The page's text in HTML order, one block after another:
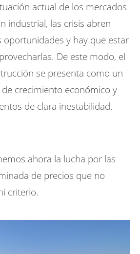
actual de los mercados
industrial, las crisis abren
oportunidades y hay que estar
De este modo, el
se presenta como un
crecimiento económico y
de clara inestabilidad.
ahora la lucha por las
de precios que no
criterio.